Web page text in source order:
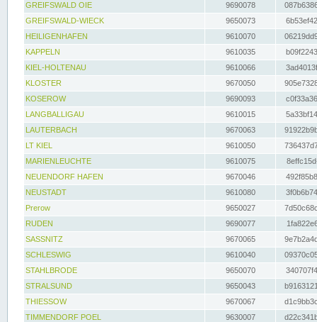
GREIFSWALD OIE
9690078
GREIFSWALD-WIECK
9650073
HEILIGENHAFEN
9610070
KAPPELN
9610035
KIEL-HOLTENAU
9610066
KLOSTER
9670050
KOSEROW
9690093
LANGBALLIGAU
9610015
LAUTERBACH
9670063
LT KIEL
9610050
MARIENLEUCHTE
9610075
NEUENDORF HAFEN
9670046
NEUSTADT
9610080
Prerow
9650027
RUDEN
9690077
SASSNITZ
9670065
SCHLESWIG
9610040
STAHLBRODE
9650070
STRALSUND
9650043
THIESSOW
9670067
TIMMENDORF POEL
9630007